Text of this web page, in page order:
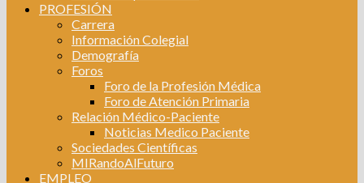
PROFESIÓN
Carrera
Información Colegial
Demografía
Foros
Foro de la Profesión Médica
Foro de Atención Primaria
Relación Médico-Paciente
Noticias Medico Paciente
Sociedades Científicas
MIRandoAlFuturo
EMPLEO